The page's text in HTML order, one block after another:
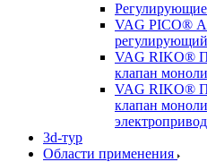
VAG PICO®
VAG RIKO®
клапан
VAG RIKO®
клапан
3d-тур
Области применения